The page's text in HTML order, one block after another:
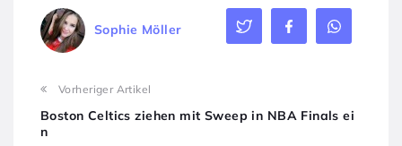
Sophie Möller
Vorheriger Artikel
Boston Celtics ziehen mit Sweep in NBA Finals ei
n